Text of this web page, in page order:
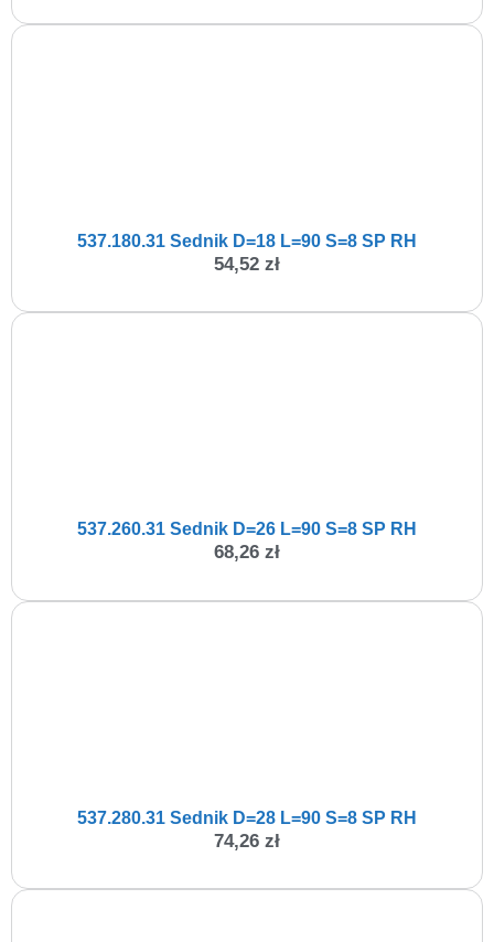
537.180.31 Sednik D=18 L=90 S=8 SP RH
54,52 zł
537.260.31 Sednik D=26 L=90 S=8 SP RH
68,26 zł
537.280.31 Sednik D=28 L=90 S=8 SP RH
74,26 zł